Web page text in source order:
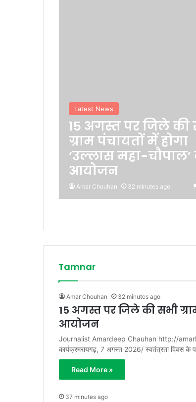
Latest News
15 अगस्त पर जिले की
ग्राम पंचायतों में होगा
’उल्लास महा-चौपाल’
आयोजन
Amar Chouhan 32 minutes ago
Tamnar
Amar Chouhan 32 minutes ago
15 अगस्त पर जिले की सभी
आयोजन
Journalist Amardeep Chauhan http://
कार्यक्रमरायगढ़, 7 अगस्त 2026/ स्वतंत्रता दिवस के
Read More »
37 minutes ago